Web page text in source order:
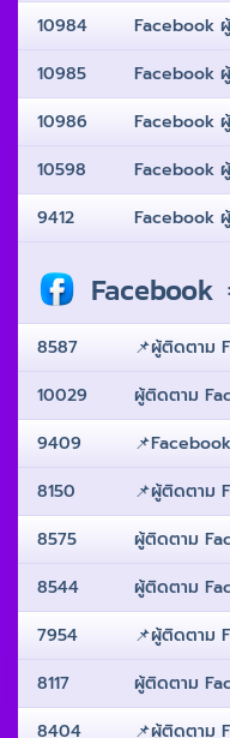
10984
Facebook
10985
Facebook
10986
Facebook
10598
Facebook
9412
Facebook
8587
📌ผู้ติดตาม
10029
ผู้ติดตาม
9409
8150
📌ผู้ติดตาม
8575
ผู้ติดตาม
8544
ผู้ติดตาม
7954
📌ผู้ติดตาม
8117
ผู้ติดตาม
8404
📌ผู้ติดตาม